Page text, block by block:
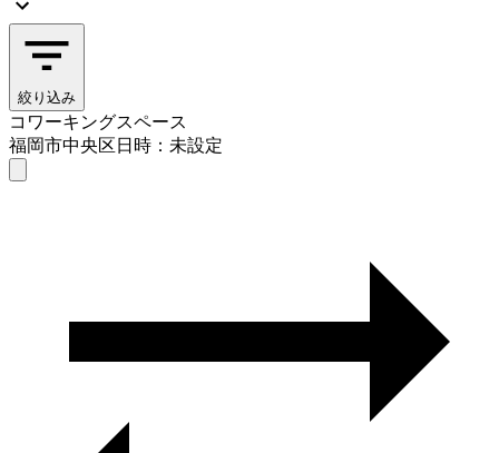
絞り込み
コワーキングスペース
福岡市中央区日時：未設定